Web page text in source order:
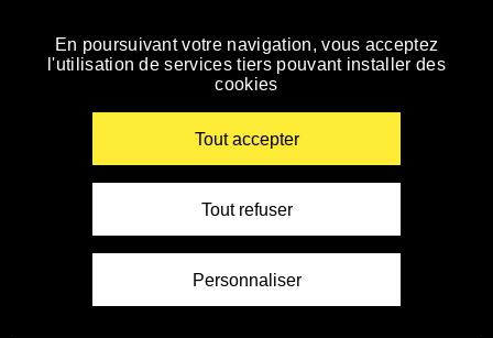
Skip
toSoirée de clôture
En poursuivant votre navigation, vous acceptez
l'utilisation de services tiers pouvant installer des
cookies
Tout accepter
Tout refuser
Personnaliser